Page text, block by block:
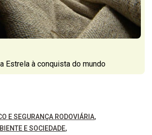
Estrela à conquista do mundo
E SEGURANÇA RODOVIÁRIA
E SOCIEDADE